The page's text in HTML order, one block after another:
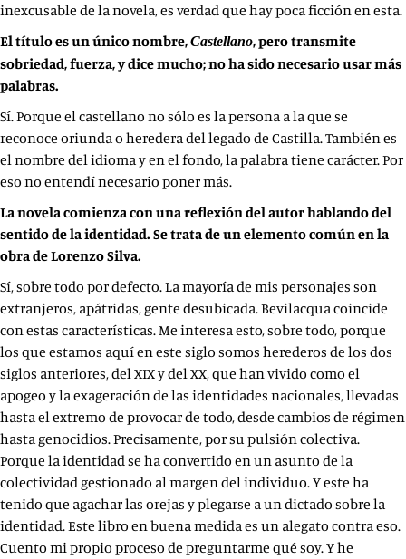
inexcusable de la novela, es verdad que hay poca ficción en esta.
El título es un único nombre,Castellano, pero transmite
sobriedad, fuerza, y dice mucho; no ha sido necesario usar más
palabras.
Sí. Porque el castellano no sólo es la persona a la que se
reconoce oriunda o heredera del legado de Castilla. También es
el nombre del idioma y en el fondo, la palabra tiene carácter. Por
eso no entendí necesario poner más.
La novela comienza con una reflexión del autor hablando del
sentido de la identidad. Se trata de un elemento común en la
obra de Lorenzo Silva.
Sí, sobre todo por defecto. La mayoría de mis personajes son
extranjeros, apátridas, gente desubicada. Bevilacqua coincide
con estas características. Me interesa esto, sobre todo, porque
los que estamos aquí en este siglo somos herederos de los dos
siglos anteriores, del XIX y del XX, que han vivido como el
apogeo y la exageración de las identidades nacionales, llevadas
hasta el extremo de provocar de todo, desde cambios de régimen
hasta genocidios. Precisamente, por su pulsión colectiva.
Porque la identidad se ha convertido en un asunto de la
colectividad gestionado al margen del individuo. Y este ha
tenido que agachar las orejas y plegarse a un dictado sobre la
identidad. Este libro en buena medida es un alegato contra eso.
Cuento mi propio proceso de preguntarme qué soy. Y he